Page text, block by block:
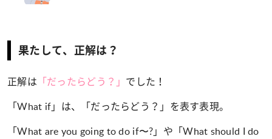
果たして、正解は？
正解は 「だったらどう？ 」 でした！
「What if」は、「だったらどう？」を表す表現。
「What are you going to do if〜?」や「What should I do